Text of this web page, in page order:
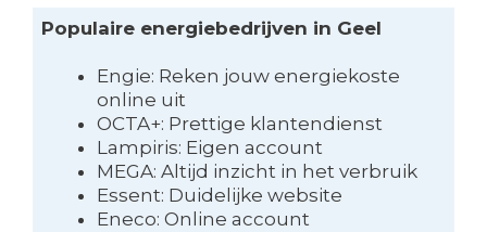
Populaire energiebedrijven in Geel
Engie: Reken jouw energiekoste
online uit
OCTA+: Prettige klantendienst
Lampiris: Eigen account
MEGA: Altijd inzicht in het verbruik
Essent: Duidelijke website
Eneco: Online account